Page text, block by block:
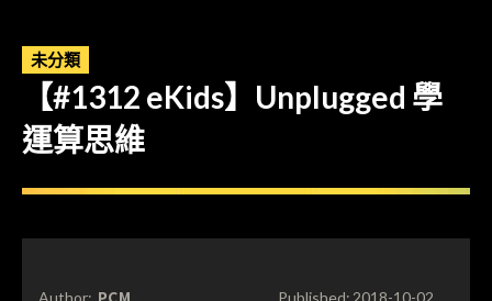
未分類
【#1312 eKids】Unplugged 學
運算思維
PCM